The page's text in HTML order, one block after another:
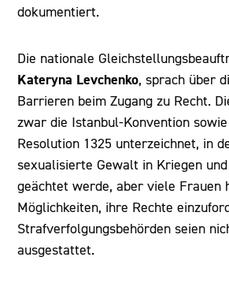
dokumentiert.
Die nationale
Kateryna Levchenko, sprach über
Barrieren beim Zugang zu Recht.
zwar die Istanbul-Konvention
Resolution 1325 unterzeichnet, in
sexualisierte Gewalt in Kriegen
geächtet werde, aber viele Frauen
Möglichkeiten, ihre Rechte
Strafverfolgungsbehörden seien
ausgestattet.